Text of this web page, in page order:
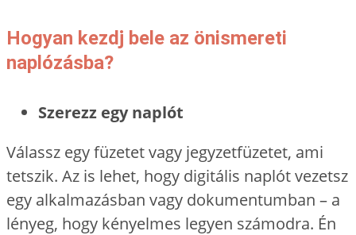
Hogyan kezdj bele az önismereti
naplózásba?
Szerezz egy naplót
Válassz egy füzetet vagy jegyzetfüzetet, ami
tetszik. Az is lehet, hogy digitális naplót vezetsz
egy alkalmazásban vagy dokumentumban – a
lényeg, hogy kényelmes legyen számodra. Én